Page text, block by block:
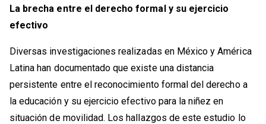
La brecha entre el derecho formal y su ejercicio
efectivo
Diversas investigaciones realizadas en México y América
Latina han documentado que existe una distancia
persistente entre el reconocimiento formal del derecho a
la educación y su ejercicio efectivo para la niñez en
situación de movilidad. Los hallazgos de este estudio lo